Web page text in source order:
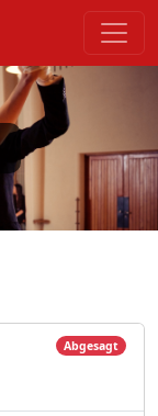
Abgesagt